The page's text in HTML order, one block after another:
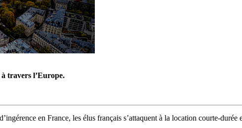
travers l’Europe.
en France, les élus français s’attaquent à la location courte-durée